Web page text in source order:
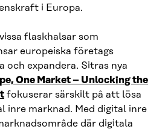
i Europa.
flaskhalsar som
europeiska företags
och expandera. Sitras nya
One Market – Unlocking the
fokuserar särskilt på att lösa
inre marknad. Med digital inre
där digitala